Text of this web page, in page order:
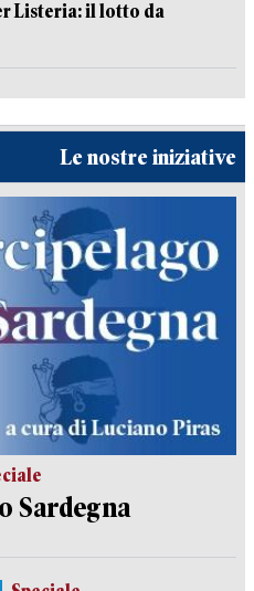
Listeria: il lotto da
Le nostre iniziative
Sardegna